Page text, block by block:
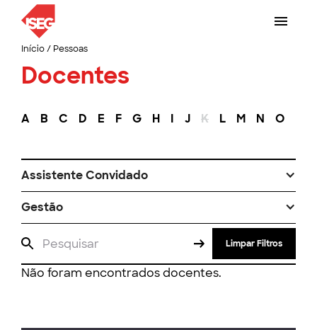
Início/ Pessoas
Docentes
A B C D E F G H I J K L M N O
Assistente Convidado
Gestão
Limpar Filtros
Não foram encontrados docentes.